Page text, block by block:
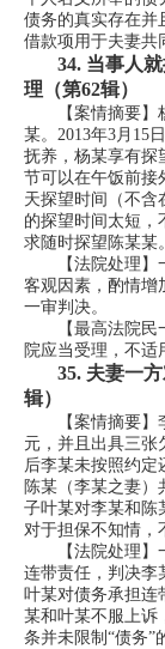
债务的真实存在并
借款项用于夫妻共
34. 当事人
理（第62辑）
【案情摘要】杨
某。2013年3月15
抚养，杨某享有探
节可以在午饭前接
天探望时间（不含
的探望时间太短，
求随时探望陈某某。
【法院处理】一
客观因素，酌情增
一审判决。
【最高法院民一
院应当受理，不适
35. 夫妻一
辑）
【案情摘要】李
元，并且出具三张
后李某未按照约定
陈某（李某之妻）
子叶某对李某和陈
对于担保不知情，
【法院处理】一
连带责任，判决李
叶某对债务承担连
某和叶某不服上诉
条并未限制“债务”